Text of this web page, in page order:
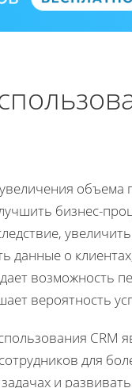
бизнес-
данные о
возможность
вероятность
CRM
для
и